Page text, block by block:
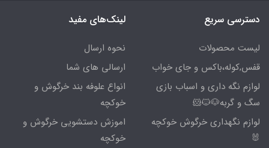
دسترسی سریع
لیست محصولات
قفس,کوله،باکس و جای خواب
لوازم نگه داری و اسباب بازی
سگ و گربه🐶🐱🐹
لوازم نگهداری خرگوش خوکچه
🐰
لینک‌های مفید
نحوه ارسال
ارسالی های شما
انواع علوفه بند خرگوش و
خوکچه
اموزش دستشویی خرگوش و
خوکچه